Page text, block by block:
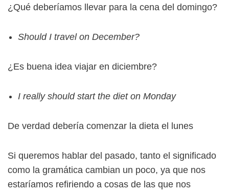
¿Qué deberíamos llevar para la cena del domingo?
Should I travel on December?
¿Es buena idea viajar en diciembre?
I really should start the diet on Monday
De verdad debería comenzar la dieta el lunes
Si queremos hablar del pasado, tanto el significado
como la gramática cambian un poco, ya que nos
estaríamos refiriendo a cosas de las que nos